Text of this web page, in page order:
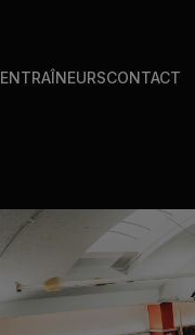
ENTRAÎNEURSCONTACT